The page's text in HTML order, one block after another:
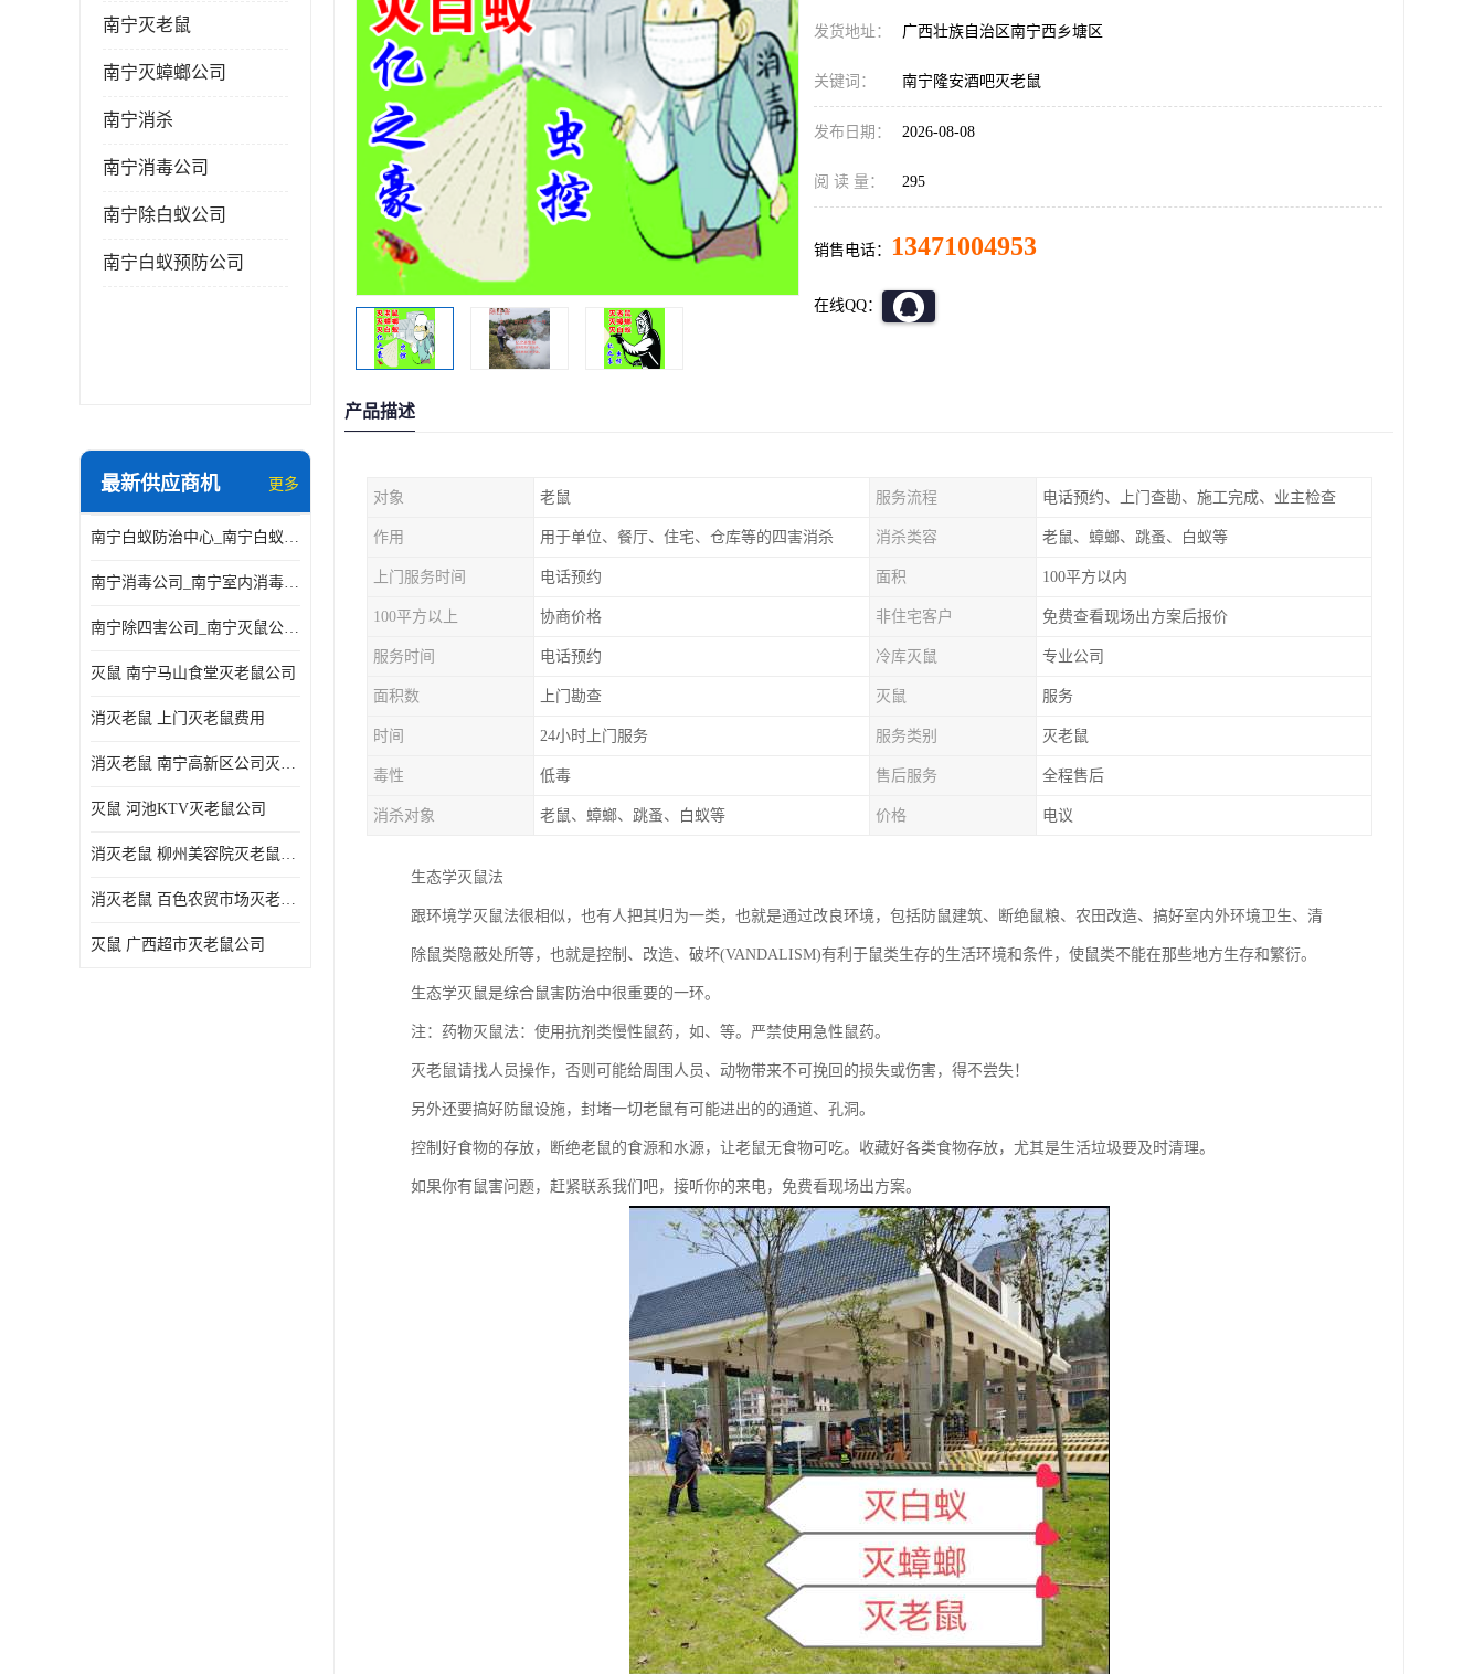
南宁灭老鼠
南宁灭蟑螂公司
南宁消杀
南宁消毒公司
南宁除白蚁公司
南宁白蚁预防公司
最新供应商机 更多
南宁白蚁防治中心_南宁白蚁防治所电话_南宁白蚁防治公司
南宁消毒公司_南宁室内消毒_南宁室内消毒公司
南宁除四害公司_南宁灭鼠公司_南宁杀虫公司
灭鼠 南宁马山食堂灭老鼠公司
消灭老鼠 上门灭老鼠费用
消灭老鼠 南宁高新区公司灭老鼠
灭鼠 河池KTV灭老鼠公司
消灭老鼠 柳州美容院灭老鼠费用
消灭老鼠 百色农贸市场灭老鼠公司
灭鼠 广西超市灭老鼠公司
发货地址： 广西壮族自治区南宁西乡塘区
关键词： 南宁隆安酒吧灭老鼠
发布日期： 2026-08-08
阅 读 量： 295
销售电话： 13471004953
在线QQ：
产品描述
对象 老鼠 服务流程 电话预约、上门查勘、施工完成、业主检查
作用 用于单位、餐厅、住宅、仓库等的四害消杀 消杀类容 老鼠、蟑螂、跳蚤、白蚁等
上门服务时间 电话预约 面积 100平方以内
100平方以上 协商价格 非住宅客户 免费查看现场出方案后报价
服务时间 电话预约 冷库灭鼠 专业公司
面积数 上门勘查 灭鼠 服务
时间 24小时上门服务 服务类别 灭老鼠
毒性 低毒 售后服务 全程售后
消杀对象 老鼠、蟑螂、跳蚤、白蚁等 价格 电议
生态学灭鼠法
跟环境学灭鼠法很相似，也有人把其归为一类，也就是通过改良环境，包括防鼠建筑、断绝鼠粮、农田改造、搞好室内外环境卫生、清
除鼠类隐蔽处所等，也就是控制、改造、破坏(VANDALISM)有利于鼠类生存的生活环境和条件，使鼠类不能在那些地方生存和繁衍。
生态学灭鼠是综合鼠害防治中很重要的一环。
注：药物灭鼠法：使用抗剂类慢性鼠药，如、等。严禁使用急性鼠药。
灭老鼠请找人员操作，否则可能给周围人员、动物带来不可挽回的损失或伤害，得不尝失！
另外还要搞好防鼠设施，封堵一切老鼠有可能进出的的通道、孔洞。
控制好食物的存放，断绝老鼠的食源和水源，让老鼠无食物可吃。收藏好各类食物存放，尤其是生活垃圾要及时清理。
如果你有鼠害问题，赶紧联系我们吧，接听你的来电，免费看现场出方案。